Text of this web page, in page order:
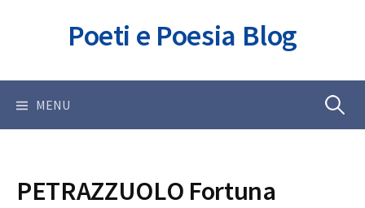
Poeti e Poesia Blog
MENU Ricerca
PETRAZZUOLO Fortuna